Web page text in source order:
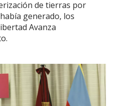
de tierras por
generado, los
Avanza